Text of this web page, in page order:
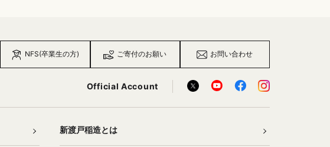
NFS(卒業生の方) ご寄付のお願い お問い合わせ
Official Account
新渡戸稲造とは